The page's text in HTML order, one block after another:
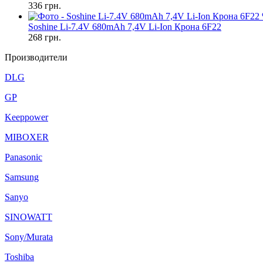
336 грн.
Soshine Li-7.4V 680mAh 7,4V Li-Ion Крона 6F22
268 грн.
Производители
DLG
GP
Keeppower
MIBOXER
Panasonic
Samsung
Sanyo
SINOWATT
Sony/Murata
Toshiba